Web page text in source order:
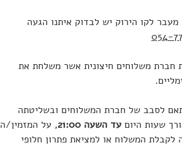
מעבר לקו הירוק יש לבדוק איתנו הגעה
054-
חברת משלוחים חיצונית אשר משלחת את
לסבב של חברת המשלוחים ובשליטתה
שעות היום עד השעה 21:00
, על המזמין/ה
המשלוח או למציאת פתרון חלופי